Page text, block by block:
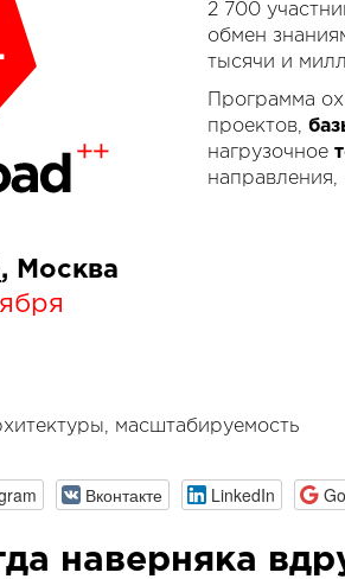
, Москва
2 700
обмен
тысячи и
Программа
проектов,
нагрузочное
масштабируемость
Вконтакте LinkedIn
наверняка